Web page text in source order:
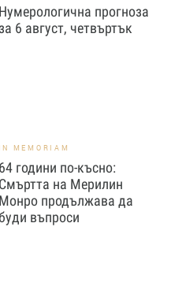
Нумерологична прогноза
за 6 август, четвъртък
IN MEMORIAM
64 години по-късно:
Смъртта на Мерилин
Монро продължава да
буди въпроси